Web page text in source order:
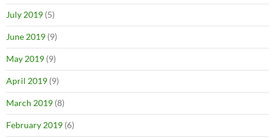
July 2019 (5)
June 2019 (9)
May 2019 (9)
April 2019 (9)
March 2019 (8)
February 2019 (6)